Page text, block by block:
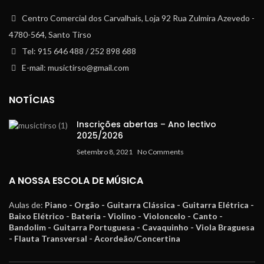
Centro Comercial dos Carvalhais, Loja 92 Rua Zulmira Azevedo -
4780-564, Santo Tirso
Tel: 915 646 488 / 252 898 688
E-mail: musictirso@gmail.com
NOTÍCIAS
Inscrições abertas – Ano lectivo
2025/2026
Setembro 8, 2021 No Comments
A NOSSA ESCOLA DE MÚSICA
Aulas de: Piano - Orgão - Guitarra Clássica - Guitarra Elétrica -
Baixo Elétrico - Bateria - Violino - Violoncelo - Canto -
Bandolim - Guitarra Portuguesa - Cavaquinho - Viola Braguesa
- Flauta Transversal - Acordeão/Concertina